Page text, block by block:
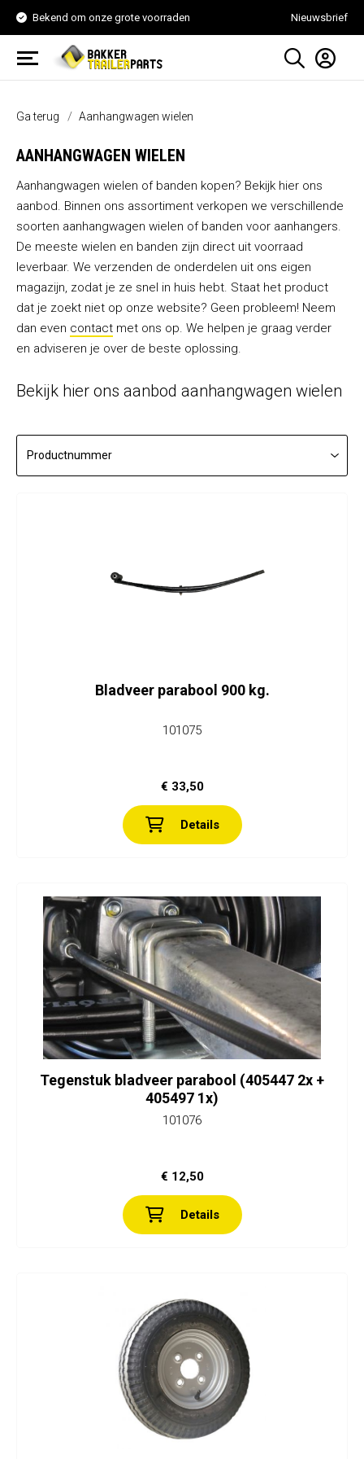
Bekend om onze grote voorraden Nieuwsbrief
Ga terug Aanhangwagen wielen
AANHANGWAGEN WIELEN
Aanhangwagen wielen of banden kopen? Bekijk hier ons
aanbod. Binnen ons assortiment verkopen we verschillende
soorten aanhangwagen wielen of banden voor aanhangers.
De meeste wielen en banden zijn direct uit voorraad
leverbaar. We verzenden de onderdelen uit ons eigen
magazijn, zodat je ze snel in huis hebt. Staat het product
dat je zoekt niet op onze website? Geen probleem! Neem
dan even contact met ons op. We helpen je graag verder
en adviseren je over de beste oplossing.
Bekijk hier ons aanbod aanhangwagen wielen
Bladveer parabool 900 kg.
101075
€ 33,50
Details
Tegenstuk bladveer parabool (405447 2x +
405497 1x)
101076
€ 12,50
Details